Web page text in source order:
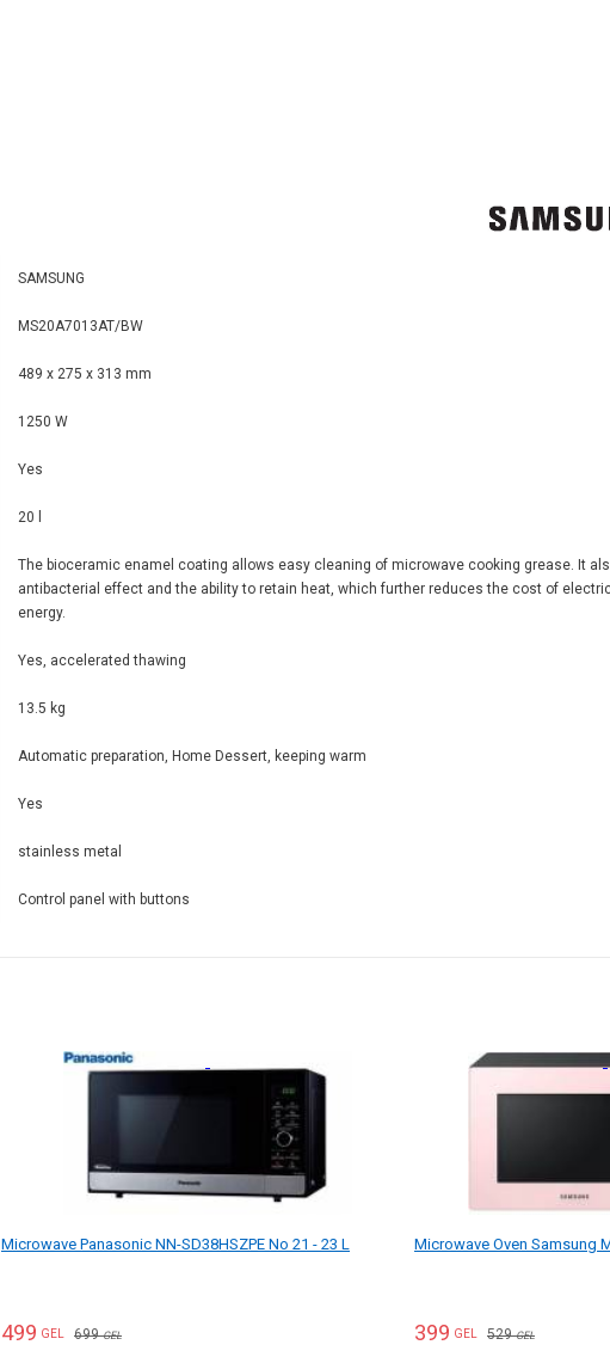
SAMSUNG
MS20A7013AT/BW
489 x 275 x 313 mm
1250 W
Yes
20 l
The bioceramic enamel coating allows easy cleaning of microwave cooking grease. It
antibacterial effect and the ability to retain heat, which further reduces the cost of
energy.
Yes, accelerated thawing
13.5 kg
Automatic preparation, Home Dessert, keeping warm
Yes
stainless metal
Control panel with buttons
Microwave Panasonic NN-SD38HSZPE No 21 - 23 L
499 GEL 699GEL
Microwave Oven Samsung
399 GEL 529GEL